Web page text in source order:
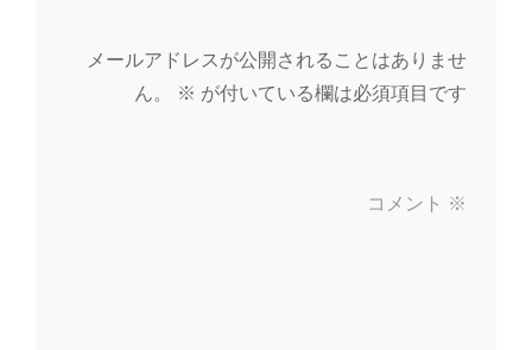
メールアドレスが公開されることはありませ
ん。
※ が付いている欄は必須項目です
コメント ※